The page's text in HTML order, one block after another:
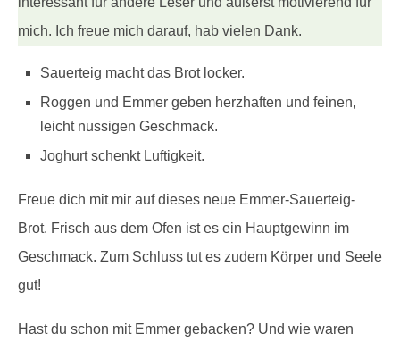
mich. Ich freue mich darauf, hab vielen Dank.
Sauerteig macht das Brot locker.
Roggen und Emmer geben herzhaften und feinen,
leicht nussigen Geschmack.
Joghurt schenkt Luftigkeit.
Freue dich mit mir auf dieses neue Emmer-Sauerteig-
Brot. Frisch aus dem Ofen ist es ein Hauptgewinn im
Geschmack. Zum Schluss tut es zudem Körper und Seele
gut!
Hast du schon mit Emmer gebacken? Und wie waren